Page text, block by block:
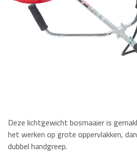
Deze lichtgewicht bosmaaier is
het werken op grote oppervlakken,
dubbel handgreep.